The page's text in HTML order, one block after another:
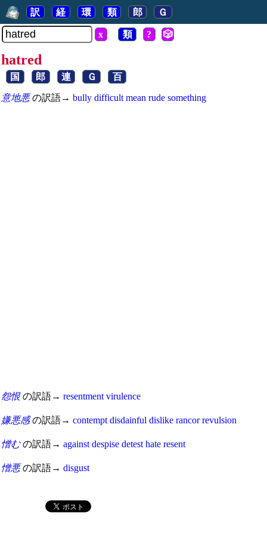
訳 経 環 類 郎 Ｇ
x 類 ? 🎲
hatred
国 郎 連 Ｇ 百
意地悪の訳語→ bully difficult mean rude something
怨恨の訳語→ resentment virulence
嫌悪感の訳語→ contempt disdainful dislike rancor revulsion
憎むの訳語→ against despise detest hate resent
憎悪の訳語→ disgust